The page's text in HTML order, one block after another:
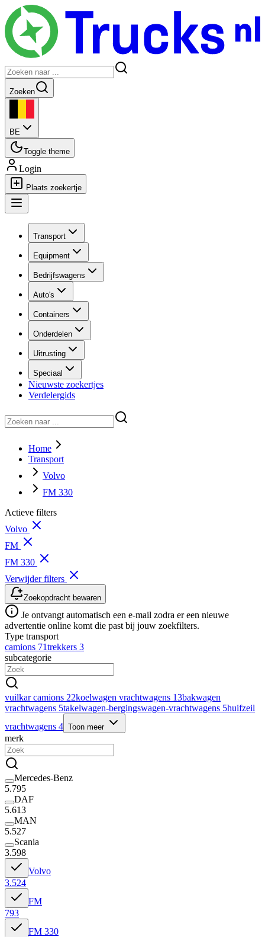
Zoeken
BE
Toggle theme
Login
Plaats zoekertje
Transport
Equipment
Bedrijfswagens
Auto's
Containers
Onderdelen
Uitrusting
Speciaal
Nieuwste zoekertjes
Verdelergids
Home
Transport
Volvo
FM 330
Actieve filters
Volvo
FM
FM 330
Verwijder filters
Zoekopdracht bewaren
Je ontvangt automatisch een e-mail zodra er een nieuwe
advertentie online komt die past bij jouw zoekfilters.
Type transport
camions 71trekkers 3
subcategorie
vuilkar camions 22koelwagen vrachtwagens 13bakwagen
vrachtwagens 5takelwagen-bergingswagen-vrachtwagens 5huifzeil
vrachtwagens 4 Toon meer
merk
Mercedes-Benz
5.795
DAF
5.613
MAN
5.527
Scania
3.598
Volvo
3.524
FM
793
FM 330